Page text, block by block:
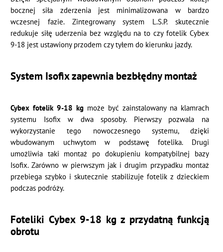
bocznej siła zderzenia jest minimalizowana w bardzo
wczesnej fazie. Zintegrowany system L.S.P. skutecznie
redukuje siłę uderzenia bez względu na to czy fotelik Cybex
9-18 jest ustawiony przodem czy tyłem do kierunku jazdy.
System Isofix zapewnia bezbłędny montaż
Cybex fotelik 9-18 kg może być zainstalowany na klamrach
systemu Isofix w dwa sposoby. Pierwszy pozwala na
wykorzystanie tego nowoczesnego systemu, dzięki
wbudowanym uchwytom w podstawę fotelika. Drugi
umożliwia taki montaż po dokupieniu kompatybilnej bazy
Isofix. Zarówno w pierwszym jak i drugim przypadku montaż
przebiega szybko i skutecznie stabilizuje fotelik z dzieckiem
podczas podróży.
Foteliki Cybex 9-18 kg z przydatną funkcją
obrotu